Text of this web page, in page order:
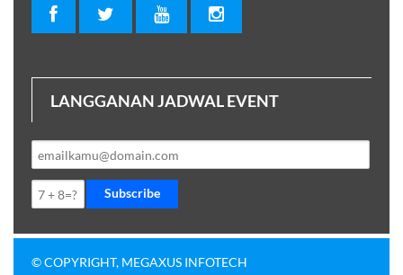
LANGGANAN JADWAL EVENT
Subscribe
© COPYRIGHT, MEGAXUS INFOTECH